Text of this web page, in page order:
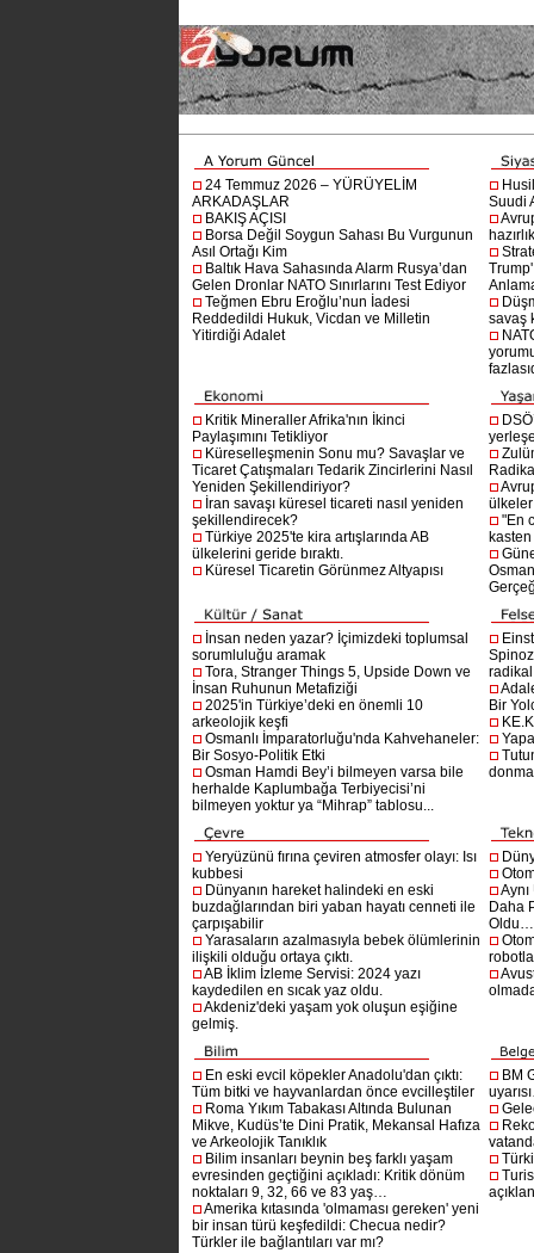
24 Temmuz 2026 – YÜRÜYELİM
ARKADAŞLAR
BAKIŞ AÇISI
Borsa Değil Soygun Sahası Bu Vurgunun
Asıl Ortağı Kim
Baltık Hava Sahasında Alarm Rusya’dan
Gelen Dronlar NATO Sınırlarını Test Ediyor
Teğmen Ebru Eroğlu’nun İadesi
Reddedildi Hukuk, Vicdan ve Milletin
Yitirdiği Adalet
Suudi
savaş
Kritik Mineraller Afrika'nın İkinci
Paylaşımını Tetikliyor
Küreselleşmenin Sonu mu? Savaşlar ve
Ticaret Çatışmaları Tedarik Zincirlerini Nasıl
Yeniden Şekillendiriyor?
İran savaşı küresel ticareti nasıl yeniden
şekillendirecek?
Türkiye 2025'te kira artışlarında AB
ülkelerini geride bıraktı.
Küresel Ticaretin Görünmez Altyapısı
"En
İnsan neden yazar? İçimizdeki toplumsal
sorumluluğu aramak
Tora, Stranger Things 5, Upside Down ve
İnsan Ruhunun Metafiziği
2025'in Türkiye’deki en önemli 10
arkeolojik keşfi
Osmanlı İmparatorluğu'nda Kahvehaneler:
Bir Sosyo-Politik Etki
Osman Hamdi Bey’i bilmeyen varsa bile
herhalde Kaplumbağa Terbiyecisi’ni
bilmeyen yoktur ya “Mihrap” tablosu...
Bir
Yeryüzünü fırına çeviren atmosfer olayı: Isı
kubbesi
Dünyanın hareket halindeki en eski
buzdağlarından biri yaban hayatı cenneti ile
çarpışabilir
Yarasaların azalmasıyla bebek ölümlerinin
ilişkili olduğu ortaya çıktı.
AB İklim İzleme Servisi: 2024 yazı
kaydedilen en sıcak yaz oldu.
Akdeniz'deki yaşam yok oluşun eşiğine
gelmiş.
Daha
Oldu…
En eski evcil köpekler Anadolu'dan çıktı:
Tüm bitki ve hayvanlardan önce evcilleştiler
Roma Yıkım Tabakası Altında Bulunan
Mikve, Kudüs’te Dini Pratik, Mekansal Hafıza
ve Arkeolojik Tanıklık
Bilim insanları beynin beş farklı yaşam
evresinden geçtiğini açıkladı: Kritik dönüm
noktaları 9, 32, 66 ve 83 yaş…
Amerika kıtasında 'olmaması gereken' yeni
bir insan türü keşfedildi: Checua nedir?
Türkler ile bağlantıları var mı?
BM